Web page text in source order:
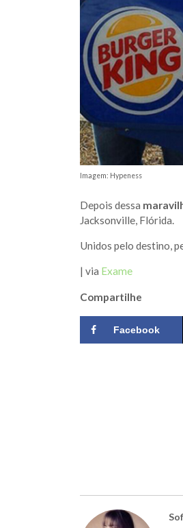
Imagem: Hypeness
Depois dessa
Jacksonville, Flórida.
Unidos pelo destino,
| via Exame
Compartilhe
Facebook